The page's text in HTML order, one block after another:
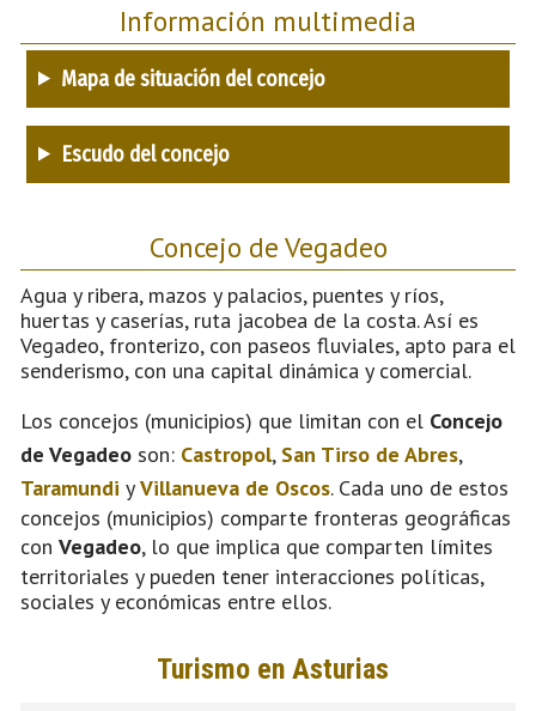
Información multimedia
Mapa de situación del concejo
Escudo del concejo
Concejo de Vegadeo
Agua y ribera, mazos y palacios, puentes y ríos,
huertas y caserías, ruta jacobea de la costa. Así es
Vegadeo, fronterizo, con paseos fluviales, apto para el
senderismo, con una capital dinámica y comercial.
Los concejos (municipios) que limitan con el Concejo
de Vegadeo son: Castropol, San Tirso de Abres,
Taramundi yVillanueva de Oscos. Cada uno de estos
concejos (municipios) comparte fronteras geográficas
con Vegadeo, lo que implica que comparten límites
territoriales y pueden tener interacciones políticas,
sociales y económicas entre ellos.